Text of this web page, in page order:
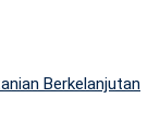
Berkelanjutan